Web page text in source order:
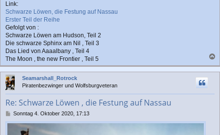
Link:
Schwarze Löwen, die Festung auf Nassau
Erster Teil der Reihe
Gefolgt von :
Schwarze Löwen am Hudson, Teil 2
Die schwarze Sphinx am Nil , Teil 3
Das Lied von Aaaalbany , Teil 4
The Moon , the new Frontier , Teil 5
a
c
Seamarshall_Rotrock
Piratenbezwinger und Wolfsburgveteran
Re: Schwarze Löwen , die Festung auf Nassau
B
e
Sonntag 4. Oktober 2020, 17:13